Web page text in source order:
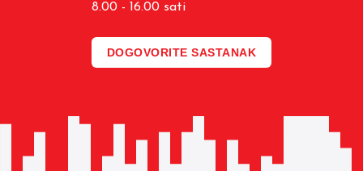
8.00 - 16.00 sati
DOGOVORITE SASTANAK